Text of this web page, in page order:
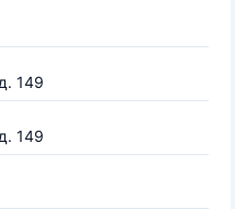
149
149